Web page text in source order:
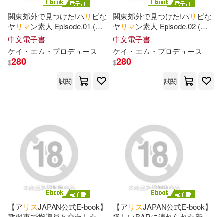
川菜美鈴(5) 工藤ララ(5)
幾田まち(5) 推川ゆうり(5)
玉木くるみ(5) 田中ねね(5)
百永さりな(5) 笹倉杏(5)
結城りの(5) 羽生アリサ(5)
易博士出版社(4)
SECRET MUSIC(3)
SEGA(3) Up Fields(3)
ベースボールマガジン社(3)
マイナビ出版(3)
ムービック(3) 一迅社(3)
関東郊外で見つけた!パリ ピな
ヤリ マン素人 Episode.01 (電
子書)
中文電子書
ケイ ・エム・プロデュ ース
$280
試閱
関東郊外で見つけた!パリ ピな
ヤリ マン素人 Episode.02 (電
子書)
中文電子書
ケイ ・エム・プロデュ ース
$280
試閱
【アリ スJAPAN公式E-book】
【アリ スJAPAN公式E-book】